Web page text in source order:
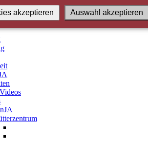
Auswahl akzeptieren
akzeptieren